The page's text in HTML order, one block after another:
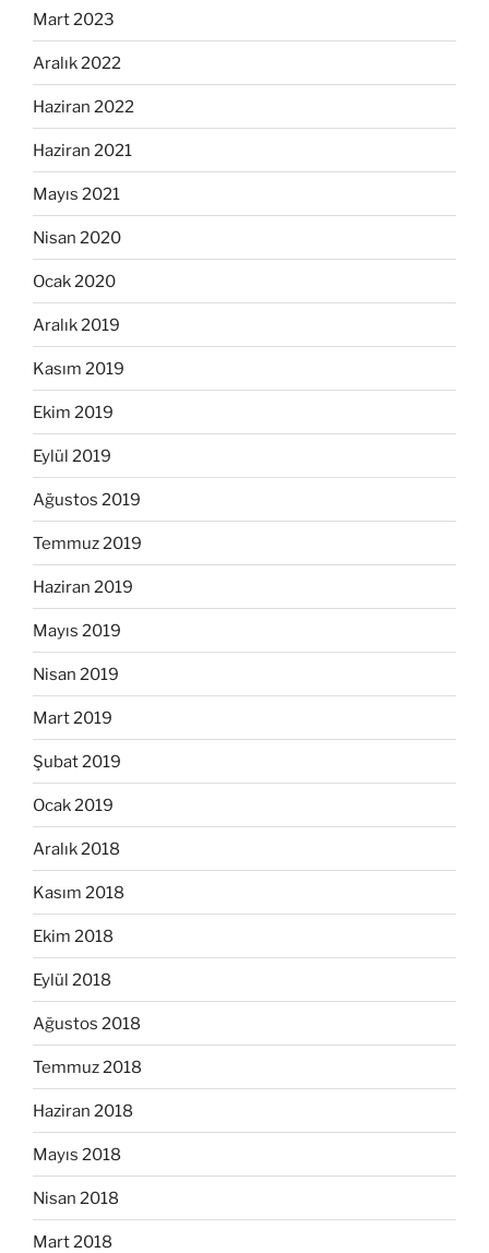
Mart 2023
Aralık 2022
Haziran 2022
Haziran 2021
Mayıs 2021
Nisan 2020
Ocak 2020
Aralık 2019
Kasım 2019
Ekim 2019
Eylül 2019
Ağustos 2019
Temmuz 2019
Haziran 2019
Mayıs 2019
Nisan 2019
Mart 2019
Şubat 2019
Ocak 2019
Aralık 2018
Kasım 2018
Ekim 2018
Eylül 2018
Ağustos 2018
Temmuz 2018
Haziran 2018
Mayıs 2018
Nisan 2018
Mart 2018